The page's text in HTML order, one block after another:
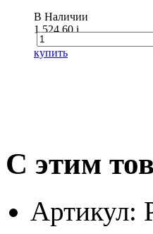
В Наличии
1 524.60i
купить
С этим
Артикул: